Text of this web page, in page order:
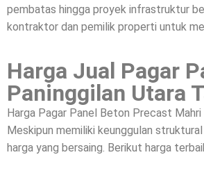
pembatas hingga proyek infrastruktur
kontraktor dan pemilik properti untuk
Harga Jual Pagar
Paninggilan Utara
Harga Pagar Panel Beton Precast
Meskipun memiliki keunggulan
harga yang bersaing. Berikut harga